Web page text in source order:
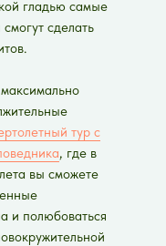
гладью самые
сделать
тур с
, где в
вы сможете
и полюбоваться